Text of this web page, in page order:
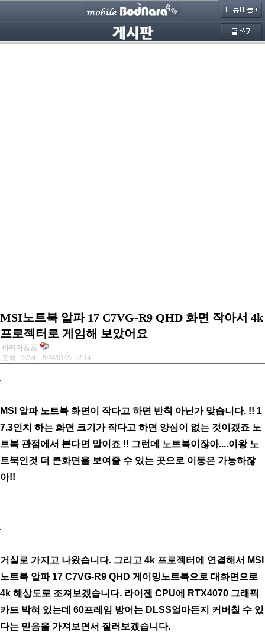
MSI노트북 알파 17 C7VG-R9 QHD 화면 작아서 4k
프로젝터로 게임해 보았어요
아리마퐁퐁
조회 : 9750 , 2024/01/27 22:14
MSI 알파 노트북 화면이 작다고 하면 반칙 아닌가 맞습니다. !! 1
7.3인치 하는 화면 크기가 작다고 하면 양심이 없는 것이겠죠 노
트북 관점에서 본다면 말이죠 !! 그런데 노트북이잖아....이왕 노
트북인것 더 큰화면을 보여줄 수 있는 곳으로 이동은 가능하잖
아!!
거실로 가지고 나왔습니다. 그리고 4k 프로젝터에 연결해서 MSI
노트북 알파 17 C7VG-R9 QHD 게이밍노트북으로 대화면으로
4k 해상도로 조져보겠습니다. 라이젠 CPU에 RTX4070 그래픽
카드 박혀 있는데 60프레임 방어는 DLSS얼마든지 커버칠 수 있
다는 믿음을 가져보면서 질러보겠습니다.